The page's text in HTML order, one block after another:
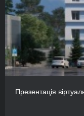
Презентація